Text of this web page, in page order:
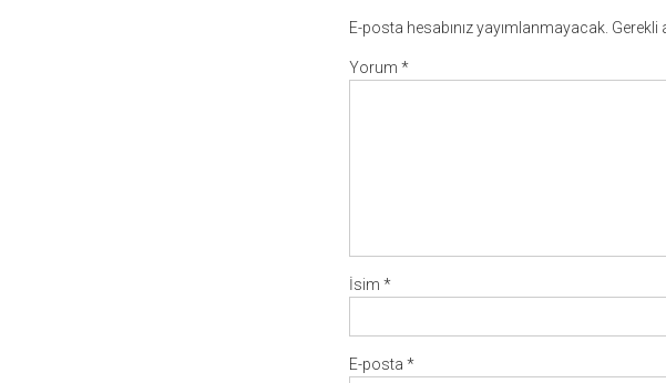
E-posta hesabınız yayımlanmayacak. Gerekli
Yorum *
İsim *
E-posta *